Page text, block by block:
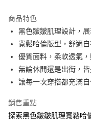
運送方式
全家取貨付款
免運費
付款後全家取貨
免運費
7-11取貨付款
商品特色
黑色皺皺肌理設計，展
寬鬆哈倫版型，舒適自
優質面料，柔軟透氣，
無論休閒還是出街，皆
讓每一次穿搭都充滿自
銷售重點
探索黑色皺皺肌理寬鬆哈